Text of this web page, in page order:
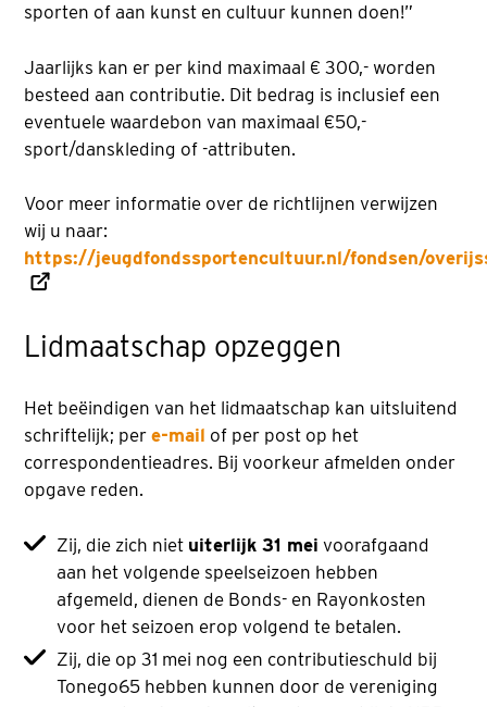
sporten of aan kunst en cultuur kunnen doen!”
Jaarlijks kan er per kind maximaal € 300,- worden
besteed aan contributie. Dit bedrag is inclusief een
eventuele waardebon van maximaal €50,-
sport/danskleding of -attributen.
Voor meer informatie over de richtlijnen verwijzen
wij u naar:
https://jeugdfondssportencultuur.nl/fondsen/
Lidmaatschap opzeggen
Het beëindigen van het lidmaatschap kan uitsluitend
schriftelijk; pere-mail of per post op het
correspondentieadres. Bij voorkeur afmelden onder
opgave reden.
Zij, die zich niet uiterlijk 31 mei voorafgaand
aan het volgende speelseizoen hebben
afgemeld, dienen de Bonds- en Rayonkosten
voor het seizoen erop volgend te betalen.
Zij, die op 31 mei nog een contributieschuld bij
Tonego65 hebben kunnen door de vereniging